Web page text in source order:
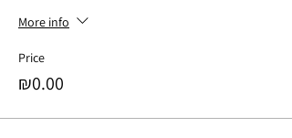
More info
Price
₪0.00